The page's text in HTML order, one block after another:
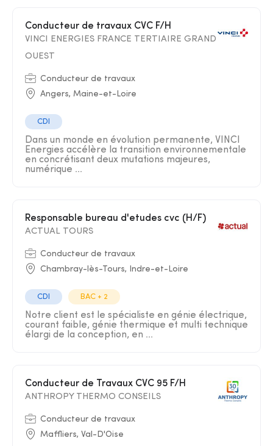
Conducteur de travaux CVC F/H
VINCI ENERGIES FRANCE TERTIAIRE GRAND
OUEST
Conducteur de travaux
Angers, Maine-et-Loire
CDI
Dans un monde en évolution permanente, VINCI
Energies accélère la transition environnementale
en concrétisant deux mutations majeures,
numérique ...
Responsable bureau d'etudes cvc (H/F)
ACTUAL TOURS
Conducteur de travaux
Chambray-lès-Tours, Indre-et-Loire
CDI BAC + 2
Notre client est le spécialiste en génie électrique,
courant faible, génie thermique et multi technique
élargi de la conception, en ...
Conducteur de Travaux CVC 95 F/H
ANTHROPY THERMO CONSEILS
Conducteur de travaux
Maffliers, Val-D'Oise